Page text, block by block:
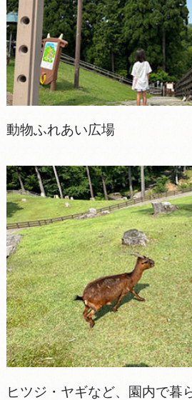
動物ふれあい広場
ヒツジ・ヤギなど、園内で暮